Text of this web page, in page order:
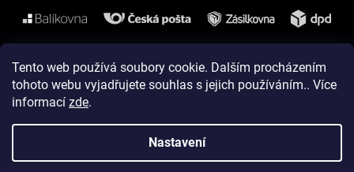
Tento web používá soubory cookie. Dalším procházením
tohoto webu vyjadřujete souhlas s jejich používáním.. Více
informací zde.
Nastavení
Instagram
Vytvořil Shoptet